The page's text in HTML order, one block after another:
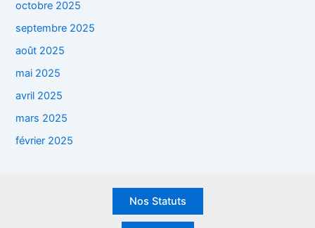
octobre 2025
septembre 2025
août 2025
mai 2025
avril 2025
mars 2025
février 2025
Nos Statuts